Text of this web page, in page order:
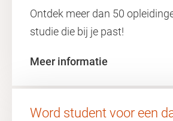
Ontdek meer dan 50
studie die bij je past!
Meer informatie
Word student voor een